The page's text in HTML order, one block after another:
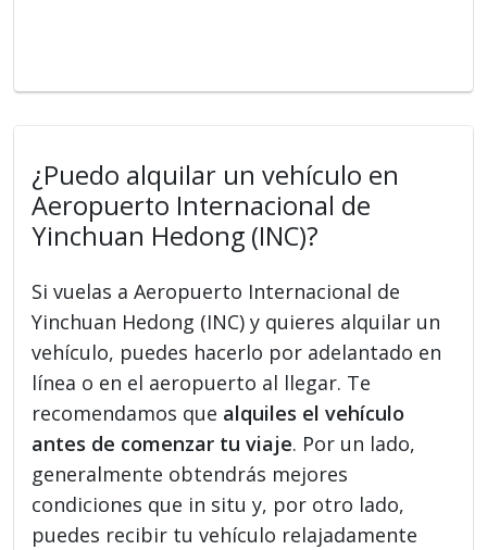
¿Puedo alquilar un vehículo en
Aeropuerto Internacional de
Yinchuan Hedong (INC)?
Si vuelas a Aeropuerto Internacional de
Yinchuan Hedong (INC) y quieres alquilar un
vehículo, puedes hacerlo por adelantado en
línea o en el aeropuerto al llegar. Te
recomendamos que alquiles el vehículo
antes de comenzar tu viaje. Por un lado,
generalmente obtendrás mejores
condiciones que in situ y, por otro lado,
puedes recibir tu vehículo relajadamente